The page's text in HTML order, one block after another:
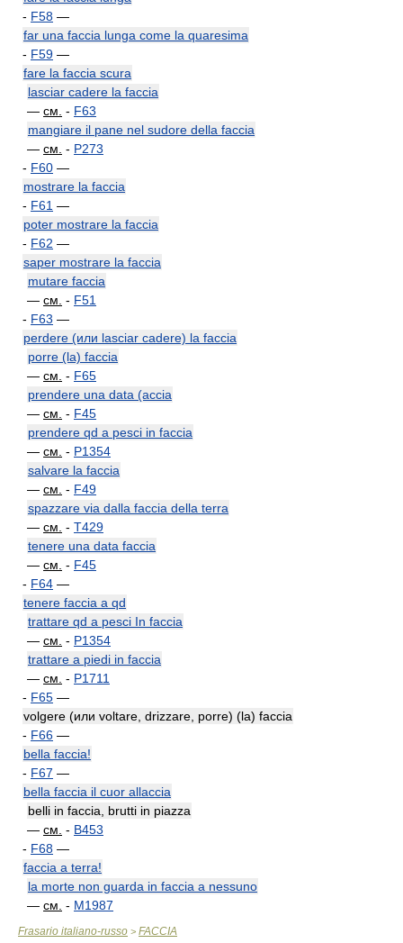
- F58 —
far una faccia lunga come la quaresima
- F59 —
fare la faccia scura
lasciar cadere la faccia
— см. - F63
mangiare il pane nel sudore della faccia
— см. - P273
- F60 —
mostrare la faccia
- F61 —
poter mostrare la faccia
- F62 —
saper mostrare la faccia
mutare faccia
— см. - F51
- F63 —
perdere (или lasciar cadere) la faccia
porre (la) faccia
— см. - F65
prendere una data (accia
— см. - F45
prendere qd a pesci in faccia
— см. - P1354
salvare la faccia
— см. - F49
spazzare via dalla faccia della terra
— см. - T429
tenere una data faccia
— см. - F45
- F64 —
tenere faccia a qd
trattare qd a pesci In faccia
— см. - P1354
trattare a piedi in faccia
— см. - P1711
- F65 —
volgere (или voltare, drizzare, porre) (la) faccia
- F66 —
bella faccia!
- F67 —
bella faccia il cuor allaccia
belli in faccia, brutti in piazza
— см. - B453
- F68 —
faccia a terra!
la morte non guarda in faccia a nessuno
— см. - M1987
Frasario italiano-russo > FACCIA